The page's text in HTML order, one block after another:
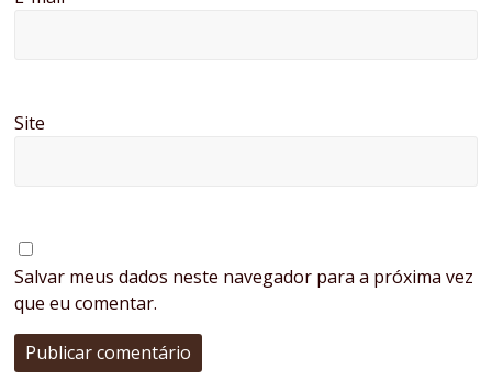
Site
Salvar meus dados neste navegador para a próxima vez
que eu comentar.